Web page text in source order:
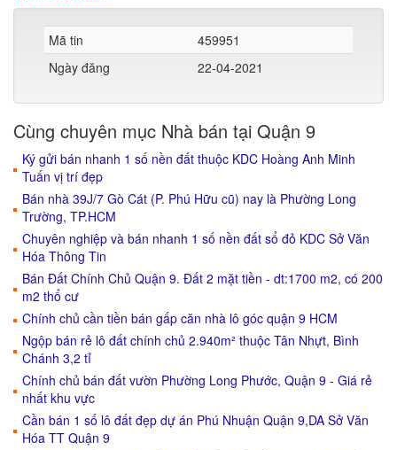
Mã tin
459951
Ngày đăng
22-04-2021
Cùng chuyên mục Nhà bán tại Quận 9
Ký gửi bán nhanh 1 số nền đất thuộc KDC Hoàng Anh Minh
Tuấn vị trí đẹp
Bán nhà 39J/7 Gò Cát (P. Phú Hữu cũ) nay là Phường Long
Trường, TP.HCM
Chuyên nghiệp và bán nhanh 1 số nền đất sổ đỏ KDC Sở Văn
Hóa Thông Tin
Bán Đất Chính Chủ Quận 9. Đất 2 mặt tiền - dt:1700 m2, có 200
m2 thổ cư
Chính chủ cần tiền bán gấp căn nhà lô góc quận 9 HCM
Ngộp bán rẻ lô đất chính chủ 2.940m² thuộc Tân Nhựt, Bình
Chánh 3,2 tỉ
Chính chủ bán đất vườn Phường Long Phước, Quận 9 - Giá rẻ
nhất khu vực
Cần bán 1 số lô đất đẹp dự án Phú Nhuận Quận 9,DA Sở Văn
Hóa TT Quận 9